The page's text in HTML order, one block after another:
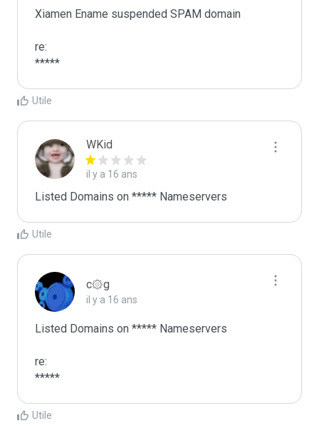
Xiamen Ename suspended SPAM domain
re:
*****
Utile
WKid
il y a 16 ans
Listed Domains on ***** Nameservers
Utile
c۞g
il y a 16 ans
Listed Domains on ***** Nameservers
re:
*****
Utile